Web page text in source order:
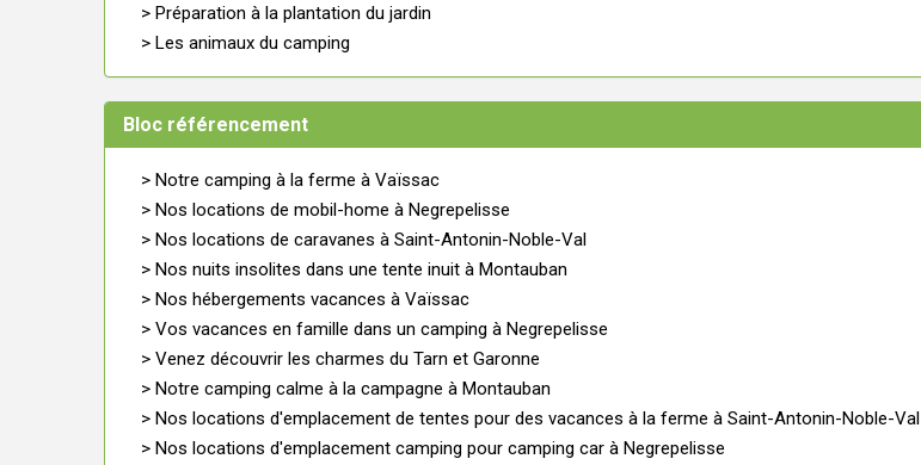
> Préparation à la plantation du jardin
> Les animaux du camping
Bloc référencement
> Notre camping à la ferme à Vaïssac
> Nos locations de mobil-home à Negrepelisse
> Nos locations de caravanes à Saint-Antonin-Noble-Val
> Nos nuits insolites dans une tente inuit à Montauban
> Nos hébergements vacances à Vaïssac
> Vos vacances en famille dans un camping à Negrepelisse
> Venez découvrir les charmes du Tarn et Garonne
> Notre camping calme à la campagne à Montauban
> Nos locations d'emplacement de tentes pour des vacances à la ferme à Saint-Antonin-Noble-Val
> Nos locations d'emplacement camping pour camping car à Negrepelisse